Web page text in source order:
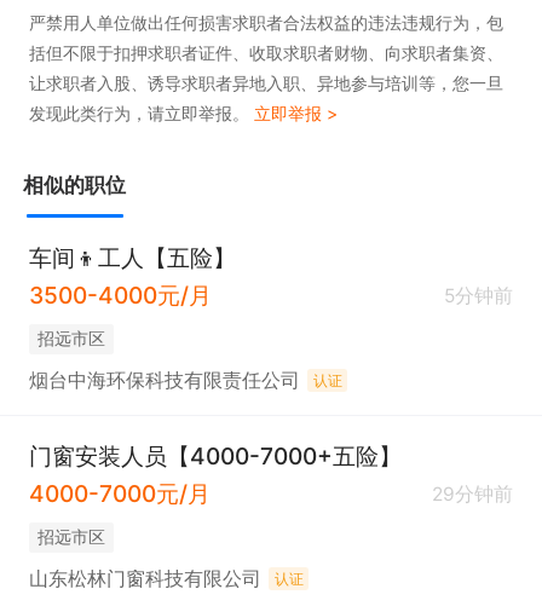
严禁用人单位做出任何损害求职者合法权益的违法违规行为，包
括但不限于扣押求职者证件、收取求职者财物、向求职者集资、
让求职者入股、诱导求职者异地入职、异地参与培训等，您一旦
发现此类行为，请立即举报。 立即举报 >
相似的职位
车间👦工人【五险】
3500-4000元/月
5分钟前
招远市区
烟台中海环保科技有限责任公司 认证
门窗安装人员【4000-7000+五险】
4000-7000元/月
29分钟前
招远市区
山东松林门窗科技有限公司 认证